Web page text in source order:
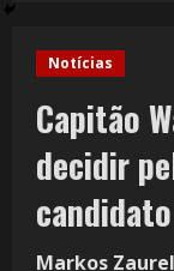
Notícias
Capitão
decidir
Markos